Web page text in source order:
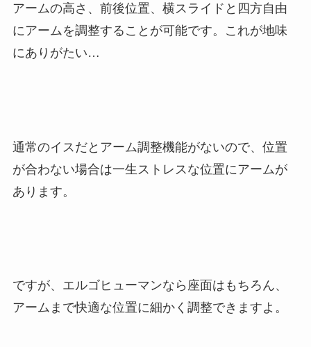
アームの高さ、前後位置、横スライドと四方自由
にアームを調整することが可能です。これが地味
にありがたい…
通常のイスだとアーム調整機能がないので、位置
が合わない場合は一生ストレスな位置にアームが
あります。
ですが、エルゴヒューマンなら座面はもちろん、
アームまで快適な位置に細かく調整できますよ。